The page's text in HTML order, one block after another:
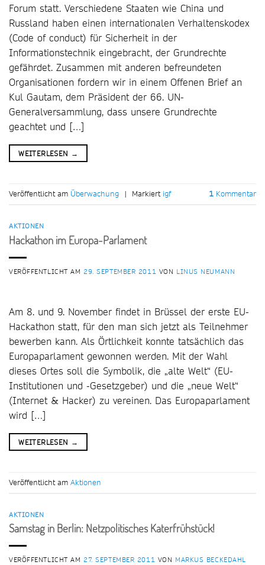
Forum statt. Verschiedene Staaten wie China und
Russland haben einen internationalen Verhaltenskodex
(Code of conduct) für Sicherheit in der
Informationstechnik eingebracht, der Grundrechte
gefährdet. Zusammen mit anderen befreundeten
Organisationen fordern wir in einem Offenen Brief an
Kul Gautam, dem Präsident der 66. UN-
Generalversammlung, dass unsere Grundrechte
geachtet und […]
WEITERLESEN →
Veröffentlicht am Überwachung | Markiert igf 1 Kommentar
AKTIONEN
Hackathon im Europa-Parlament
VERÖFFENTLICHT AM 29. SEPTEMBER 2011 VON LINUS NEUMANN
Am 8. und 9. November findet in Brüssel der erste EU-
Hackathon statt, für den man sich jetzt als Teilnehmer
bewerben kann. Als Örtlichkeit konnte tatsächlich das
Europaparlament gewonnen werden. Mit der Wahl
dieses Ortes soll die Symbolik, die „alte Welt“ (EU-
Institutionen und -Gesetzgeber) und die „neue Welt“
(Internet & Hacker) zu vereinen. Das Europaparlament
wird […]
WEITERLESEN →
Veröffentlicht am Aktionen
AKTIONEN
Samstag in Berlin: Netzpolitisches Katerfrühstück!
VERÖFFENTLICHT AM 27. SEPTEMBER 2011 VON MARKUS BECKEDAHL